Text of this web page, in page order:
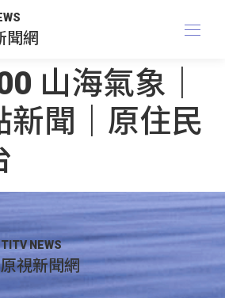
聞網
山海氣象｜
新聞｜原住民
TITV NEWS
原視新聞網